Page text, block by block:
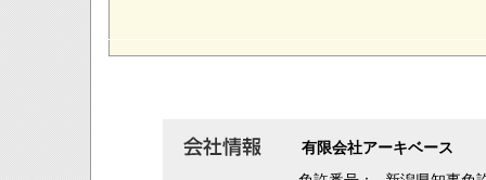
有限会社アーキベース